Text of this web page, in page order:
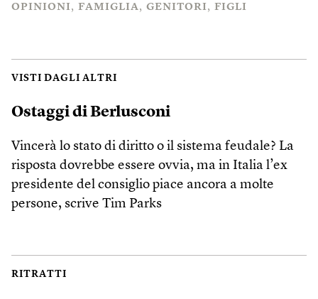
OPINIONI FAMIGLIA GENITORI FIGLI
VISTI DAGLI ALTRI
Ostaggi di Berlusconi
Vincerà lo stato di diritto o il sistema feudale? La
risposta dovrebbe essere ovvia, ma in Italia l’ex
presidente del consiglio piace ancora a molte
persone, scrive Tim Parks
RITRATTI